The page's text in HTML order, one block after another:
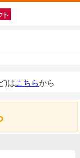
)はこちらから